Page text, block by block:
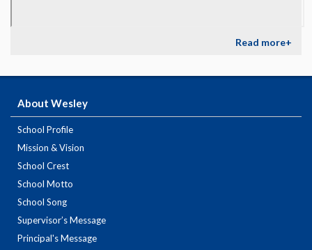
Read more+
About Wesley
School Profile
Mission & Vision
School Crest
School Motto
School Song
Supervisor’s Message
Principal's Message